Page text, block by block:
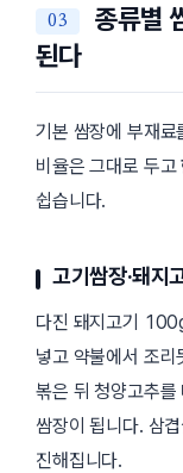
종류별
된다
기본 쌈장에 부재료
비율은 그대로 두고
쉽습니다.
고기쌈장·돼지
다진 돼지고기
넣고 약불에서 조리
볶은 뒤 청양고추를
쌈장이 됩니다. 삼
진해집니다.